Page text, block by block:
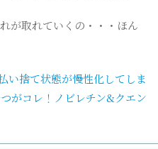
が取れていくの・・・ほん
い捨て状態が慢性化してしま
がコレ！ノビレチン&クエン